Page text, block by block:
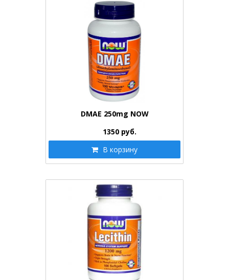
DMAE 250mg NOW
1350 руб.
В корзину